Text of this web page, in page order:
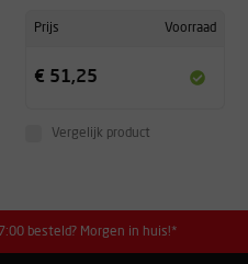
Prijs Voorraad
€ 51,25
Vergelijk product
besteld? Morgen in huis!*